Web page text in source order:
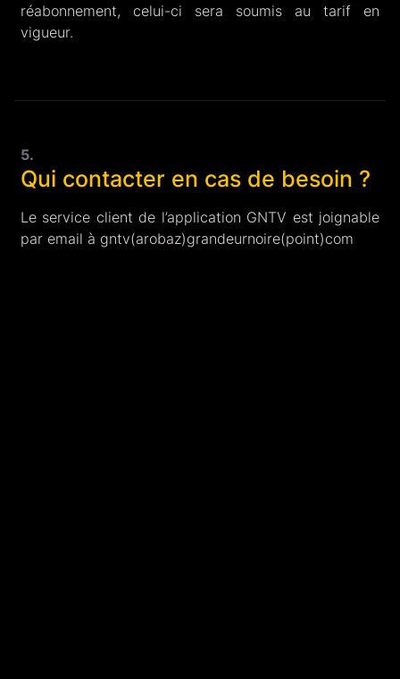
réabonnement, celui-ci sera soumis au tarif en
vigueur.
5.
Qui contacter en cas de besoin ?
Le service client de l’application GNTV est joignable
par email à gntv(arobaz)grandeurnoire(point)com